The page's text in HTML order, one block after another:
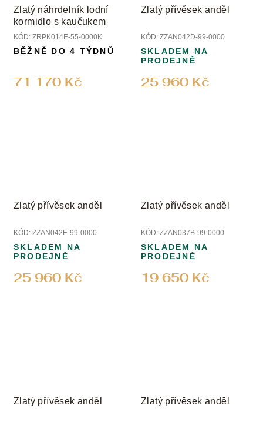
Zlatý náhrdelník lodní
kormidlo s kaučukem
KÓD: ZRPK014E-55-0000K
71 170 Kč
BĚŽNĚ DO 4 TÝDNŮ
Zlatý přívěsek anděl
KÓD: ZZAN042D-99-0000
25 960 Kč
SKLADEM NA
PRODEJNĚ
Zlatý přívěsek anděl
KÓD: ZZAN042E-99-0000
25 960 Kč
SKLADEM NA
PRODEJNĚ
Zlatý přívěsek anděl
KÓD: ZZAN037B-99-0000
19 650 Kč
SKLADEM NA
PRODEJNĚ
Zlatý přívěsek anděl Zlatý přívěsek anděl